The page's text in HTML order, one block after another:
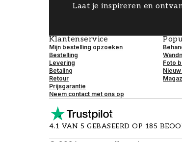
Laat je inspireren en
Klantenservice
Mijn bestelling opzoeken
Bestelling
Levering
Betaling
Retour
Prijsgarantie
Neem contact met ons op
Foto
4.1 VAN 5 GEBASEERD OP 185